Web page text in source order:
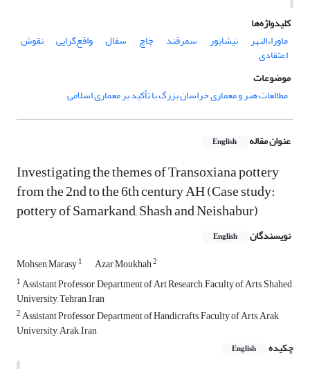
کلیدواژه‌ها
ماوراءالنهر
نیشابور سمرقند چاچ سفال واقع‌گرایی نقوش
اعتقادی
موضوعات
مطالعات هنر و معماری خراسان بزرگ با تأکید بر معماری اسلامی
عنوان مقاله English
Investigating the themes of Transoxiana pottery
from the 2nd to the 6th century AH (Case study:
pottery of Samarkand, Shash and Neishabur)
نویسندگان English
Mohsen Marasy1 Azar Moukhah2
1Assistant Professor, Department of Art Research, Faculty of Arts, Shahed
University, Tehran, Iran
2Assistant Professor, Department of Handicrafts, Faculty of Arts, Arak
University, Arak, Iran
چکیده
English